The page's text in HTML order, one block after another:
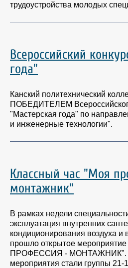
трудоустройства молодых
Всероссийский
года"
Канский политехнический
ПОБЕДИТЕЛЕМ
"Мастерская года" по
и инженерные технологии".
Классный час "Моя
монтажник"
В рамках недели
эксплуатация внутренних
кондиционирования воздуха и
прошло открытое
ПРОФЕССИЯ - МОНТАЖНИК".
мероприятия стали группы 21-